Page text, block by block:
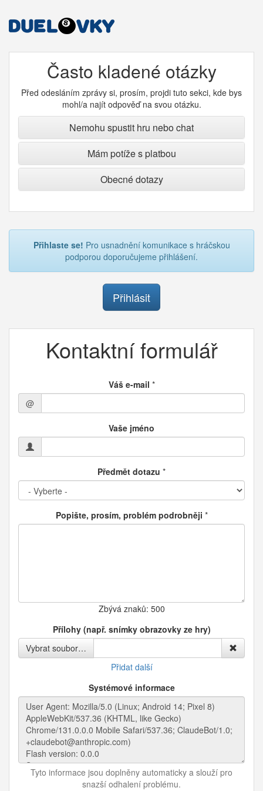
Často kladené otázky
Před odesláním zprávy si, prosím, projdi tuto sekci, kde bys
mohl/a najít odpověď na svou otázku.
Nemohu spustit hru nebo chat
Mám potíže s platbou
Obecné dotazy
Přihlaste se! Pro usnadnění komunikace s hráčskou
podporou doporučujeme přihlášení.
Přihlásit
Kontaktní formulář
Váš e-mail *
@
Vaše jméno
Předmět dotazu *
Popište, prosím, problém podrobněji *
Zbývá znaků: 500
Přílohy (např. snímky obrazovky ze hry)
Vybrat soubor…
Přidat další
Systémové informace
Tyto informace jsou doplněny automaticky a slouží pro
snazší odhalení problému.